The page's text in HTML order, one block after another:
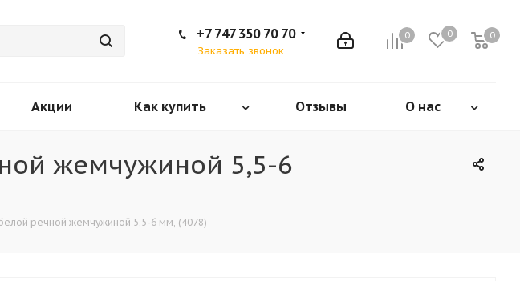
0 0 0
+7 747 350 70 70
Заказать звонок
Акции Как купить Отзывы О нас
жемчужиной 5,5-6
речной жемчужиной 5,5-6 мм, (4078)